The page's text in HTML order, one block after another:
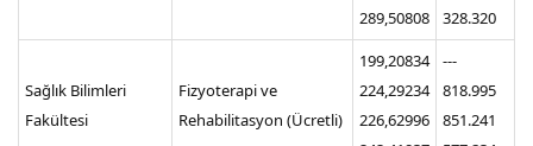
289,50808
328.320
Sağlık Bilimleri
Fakültesi
Fizyoterapi ve
Rehabilitasyon (Ücretli)
199,20834
224,29234
226,62996
---
818.995
851.241